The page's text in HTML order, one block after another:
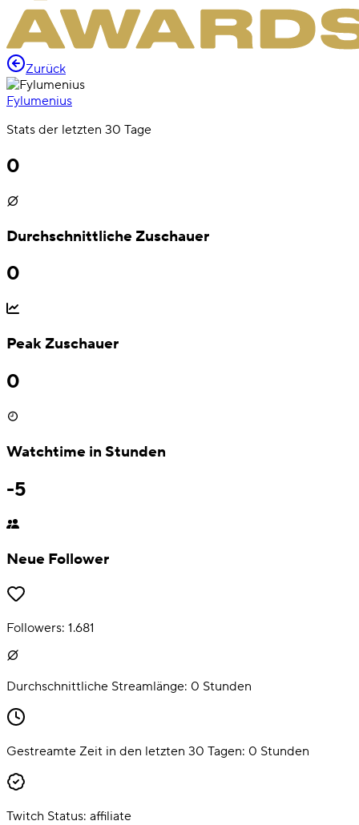
Zurück
Fylumenius
Stats der letzten 30 Tage
0
Durchschnittliche Zuschauer
0
Peak Zuschauer
0
Watchtime in Stunden
-5
Neue Follower
Followers: 1.681
Durchschnittliche Streamlänge: 0 Stunden
Gestreamte Zeit in den letzten 30 Tagen: 0 Stunden
Twitch Status: affiliate